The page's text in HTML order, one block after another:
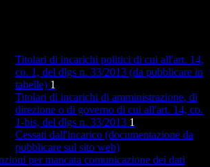
Titolari di incarichi politici di cui all'art. 14,
co. 1, del dlgs n. 33/2013 (da pubblicare in
tabelle) 1
Titolari di incarichi di amministrazione, di
direzione o di governo di cui all'art. 14, co.
1-bis, del dlgs n. 33/2013 1
Cessati dall'incarico (documentazione da
pubblicare sul sito web)
per mancata comunicazione dei dati